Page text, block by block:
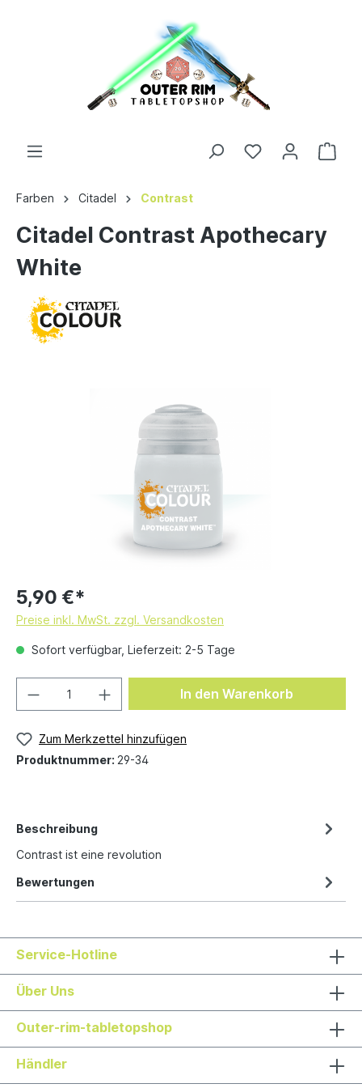
Farben Citadel Contrast
Citadel Contrast Apothecary
White
5,90 €*
Preise inkl. MwSt. zzgl. Versandkosten
Sofort verfügbar, Lieferzeit: 2-5 Tage
In den Warenkorb
Zum Merkzettel hinzufügen
Produktnummer: 29-34
Beschreibung
Contrast ist eine revolution
Bewertungen
Service-Hotline
Über Uns
Outer-rim-tabletopshop
Händler